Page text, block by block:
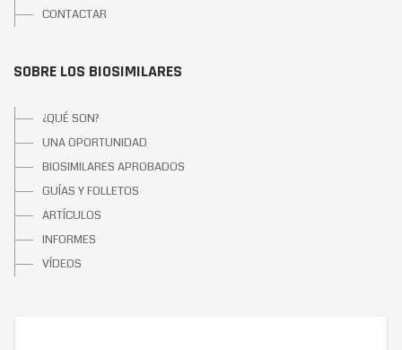
CONTACTAR
SOBRE LOS BIOSIMILARES
¿QUÉ SON?
UNA OPORTUNIDAD
BIOSIMILARES APROBADOS
GUÍAS Y FOLLETOS
ARTÍCULOS
INFORMES
VÍDEOS